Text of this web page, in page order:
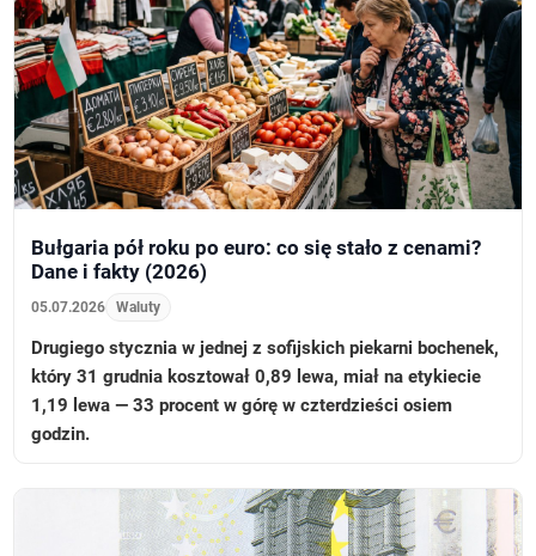
Bułgaria pół roku po euro: co się stało z cenami?
Dane i fakty (2026)
05.07.2026 Waluty
Drugiego stycznia w jednej z sofijskich piekarni bochenek,
który 31 grudnia kosztował 0,89 lewa, miał na etykiecie
1,19 lewa — 33 procent w górę w czterdzieści osiem
godzin.